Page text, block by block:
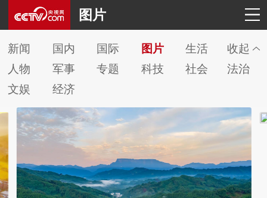
图片
新闻 国内 国际 图片 生活
收起
人物
军事 专题 科技 社会
法治
文娱
经济